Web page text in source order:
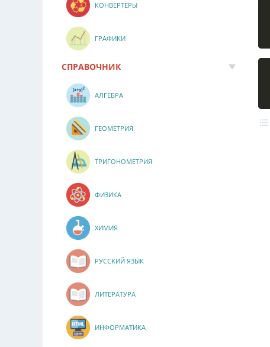
КОНВЕРТЕРЫ
ГРАФИКИ
СПРАВОЧНИК
АЛГЕБРА
ГЕОМЕТРИЯ
ТРИГОНОМЕТРИЯ
ФИЗИКА
ХИМИЯ
РУССКИЙ ЯЗЫК
ЛИТЕРАТУРА
ИНФОРМАТИКА